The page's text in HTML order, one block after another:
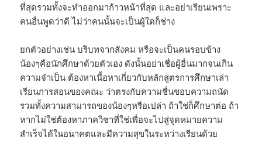
ที่สุดรวมทั้งจะทำออกมาก้าวหน้าที่สุด และอย่าเรียนเพราะ
คนอื่นพูดว่าดี ไม่ว่าคนนั้นจะเป็นผู้ใดก็ช่าง
ยกตัวอย่างเช่น บริบทจากสังคม หรือจะเป็นคนรอบข้าง
น้องๆคือนักศึกษาด้วยตัวเอง ดังนั้นอย่าเชื่อผู้อื่นมากจนเกิน
ความจำเป็น ต้องหาเนื้อหาเกี่ยวกับหลักสูตรการศึกษาเล่า
เรียนการสอนของคณะ ว่าตรงกับความชื่นชอบความถนัด
รวมทั้งความสามารถของน้องๆหรือเปล่า ถ้าใช่ก็ศึกษาต่อ ถ้า
หากไม่ใช่ต้องหาภาควิชาที่ใช่เพื่อจะไปสู่จุดหมายความ
สำเร็จได้ในอนาคตและมีความสุขในระหว่างเรียนด้วย